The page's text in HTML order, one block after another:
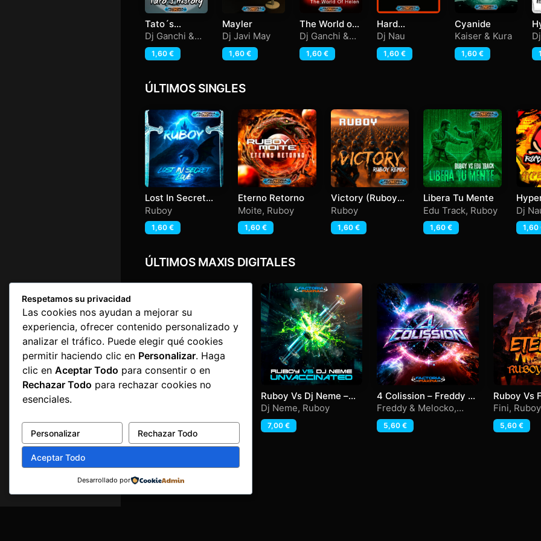
Tato´s
History
Dj Ganchi &
Mr Hull
1,60 €
Mayler
Dj Javi May
1,60€
The World of
Helen
Dj Ganchi &
Mr Hull
1,60€
Hard
Sequencer
Dj Nau
1,60€
Cyanide
Kaiser & Kura
1,60 €
ÚLTIMOS SINGLES
Lost In Secret
Love
Ruboy
1,60 €
Eterno Retorno
Moite, Ruboy
1,60 €
Victory (Ruboy
Remix)
Ruboy
1,60 €
Libera Tu Mente
Edu Track, Ruboy
1,60€
Dj
1,60
ÚLTIMOS MAXIS DIGITALES
Darthacid,El Zulo,
Flopy,Martin-T
Santino
5,60€
Ruboy Vs Dj Neme –
Unvaccinated EP
Dj Neme, Ruboy
7,00€
4 Colission – Freddy &
Melocko + Sami & Q-
byk
Freddy & Melocko,
Sami & Q-byk
5,60€
Ruboy Vs
Fini, Ruboy
5,60 €
Respetamos su privacidad
Las cookies nos ayudan a mejorar su
experiencia, ofrecer contenido personalizado y
analizar el tráfico. Puede elegir qué cookies
permitir haciendo clic en Personalizar. Haga
clic en Aceptar Todo para consentir o en
Rechazar Todo para rechazar cookies no
esenciales.
Personalizar Rechazar Todo
Aceptar Todo
Desarrollado por